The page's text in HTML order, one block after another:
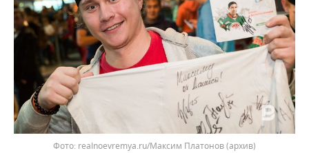
realnoevremya.ru/Максим Платонов (архив)